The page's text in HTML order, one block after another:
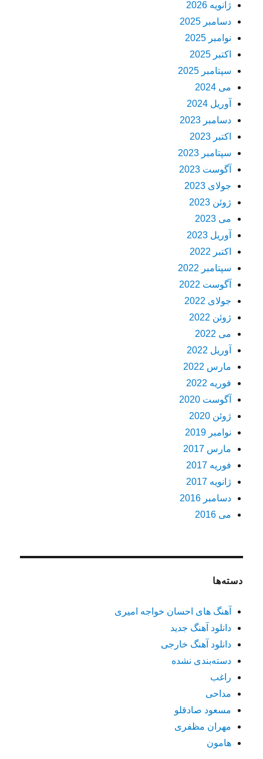
ژانویه 2026
دسامبر 2025
نوامبر 2025
اکتبر 2025
سپتامبر 2025
می 2024
آوریل 2024
دسامبر 2023
اکتبر 2023
سپتامبر 2023
آگوست 2023
جولای 2023
ژوئن 2023
می 2023
آوریل 2023
اکتبر 2022
سپتامبر 2022
آگوست 2022
جولای 2022
ژوئن 2022
می 2022
آوریل 2022
مارس 2022
فوریه 2022
آگوست 2020
ژوئن 2020
نوامبر 2019
مارس 2017
فوریه 2017
ژانویه 2017
دسامبر 2016
می 2016
دسته‌ها
آهنگ های احسان خواجه امیری
دانلود آهنگ جدید
دانلود آهنگ خارجی
دسته‌بندی نشده
راغب
مداحی
مسعود صادقلو
مهران مظفری
هامون